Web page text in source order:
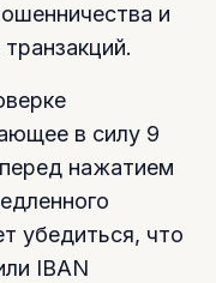
и
в силу 9
нажатием
убедиться, что
IBAN